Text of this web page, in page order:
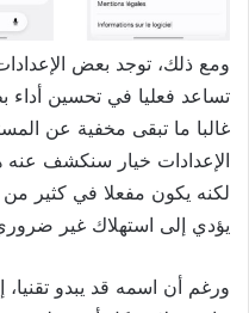
ومع ذلك، توجد بعض
تساعد فعليا في تحسين أداء
غالبا ما تبقى مخفية عن
الإعدادات خيار سنكشف عنه
لكنه يكون مفعلا في كثير
يؤدي إلى استهلاك غير
ورغم أن اسمه قد يبدو تقنيا،